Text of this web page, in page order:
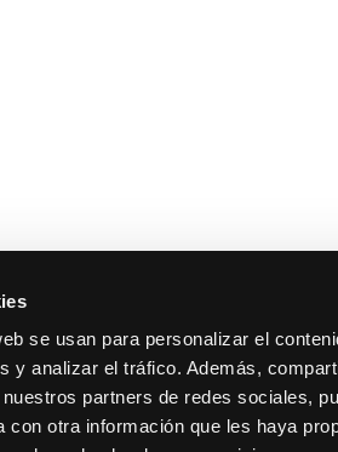
se usan para personalizar el
y analizar el tráfico. Además,
partners de redes sociales,
con otra información que les haya